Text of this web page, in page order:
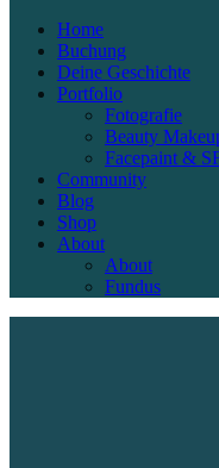
Home
Buchung
Deine Geschichte
Portfolio
Fotografie
Beauty
Facepaint &
Community
Blog
Shop
About
About
Fundus